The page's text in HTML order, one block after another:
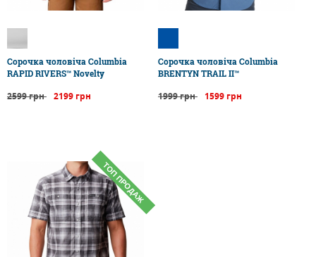
Сорочка чоловіча Columbia
RAPID RIVERS™ Novelty
2599 грн 2199 грн
Сорочка чоловіча Columbia
BRENTYN TRAIL II™
1999 грн 1599 грн
ТОП ПРОДАЖ